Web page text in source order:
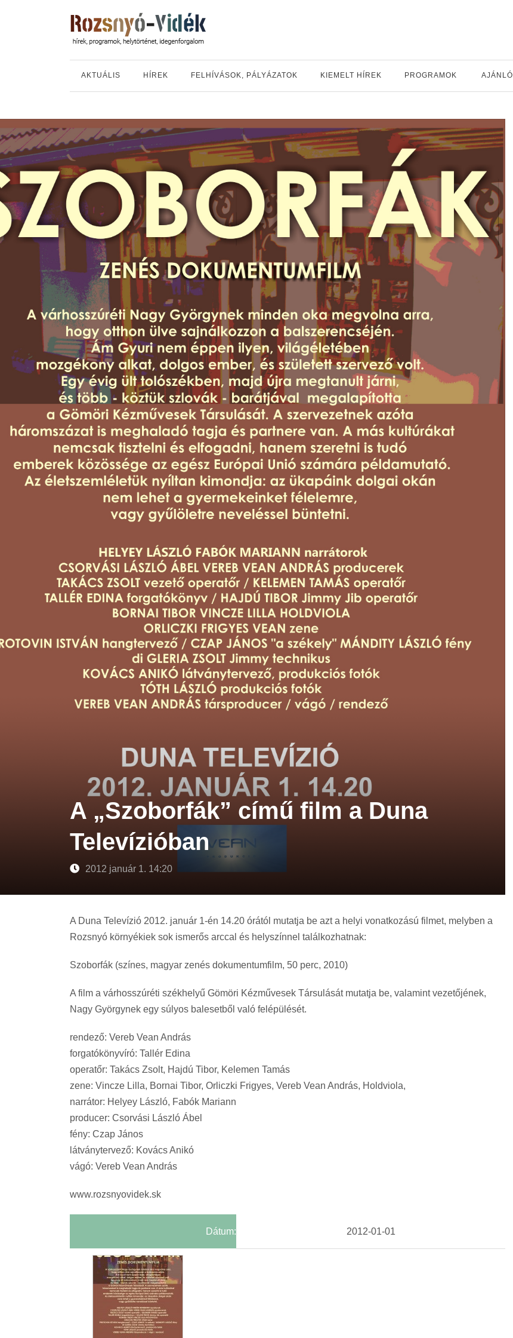
AKTUÁLIS HÍREK FELHÍVÁSOK, PÁLYÁZATOK KIEMELT HÍREK PROGRAMOK AJÁNLÓ
A „Szoborfák” című film a Duna
Televízióban
2012 január 1. 14:20
A Duna Televízió 2012. január 1-én 14.20 órától mutatja be azt a helyi vonatkozású filmet, melyben a
Rozsnyó környékiek sok ismerős arccal és helyszínnel találkozhatnak:
Szoborfák (színes, magyar zenés dokumentumfilm, 50 perc, 2010)
A film a várhosszúréti székhelyű Gömöri Kézművesek Társulását mutatja be, valamint vezetőjének,
Nagy Györgynek egy súlyos balesetből való felépülését.
rendező: Vereb Vean András
forgatókönyvíró: Tallér Edina
operatőr: Takács Zsolt, Hajdú Tibor, Kelemen Tamás
zene: Vincze Lilla, Bornai Tibor, Orliczki Frigyes, Vereb Vean András, Holdviola,
narrátor: Helyey László, Fabók Mariann
producer: Csorvási László Ábel
fény: Czap János
látványtervező: Kovács Anikó
vágó: Vereb Vean András
www.rozsnyovidek.sk
Dátum: 2012-01-01